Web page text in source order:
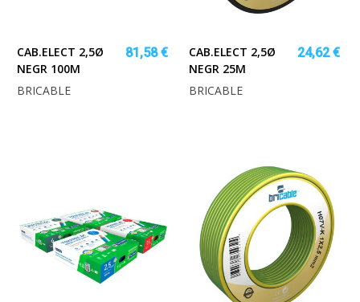
CAB.ELECT 2,5Ø
NEGR 100M
81,58 €
BRICABLE
CAB.ELECT 2,5Ø
NEGR 25M
24,62 €
BRICABLE